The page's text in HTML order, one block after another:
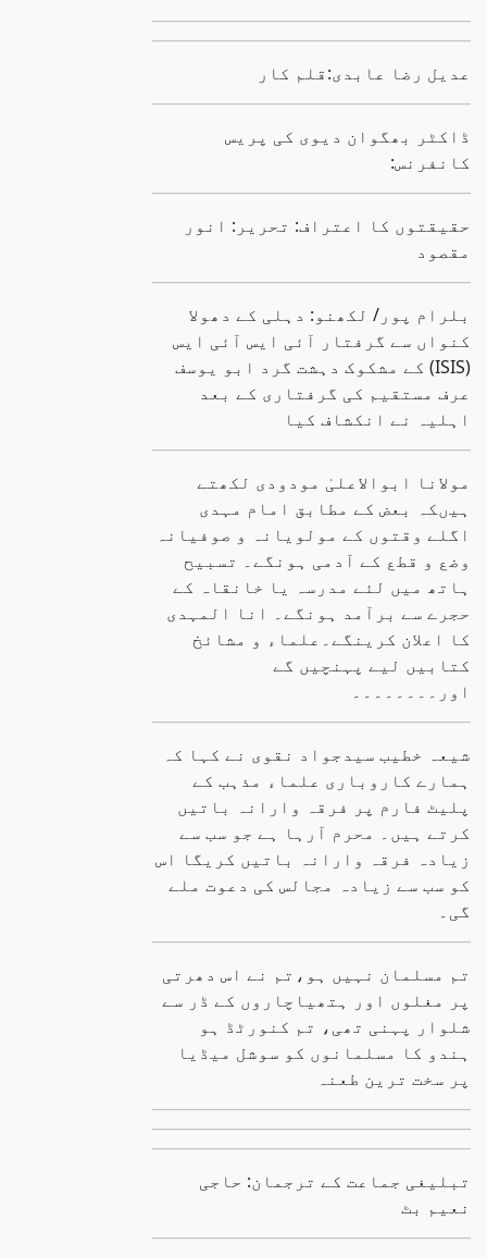
عدیل رضا عابدی:قلم کار
ڈاکٹر بھگوان دیوی کی پریس
کانفرنس:
حقیقتوں کا اعتراف: تحریر: انور
مقصود
بلرام پور/ لکھنو: دہلی کے دھولا
کنواں سے گرفتار آئی ایس آئی ایس
(ISIS) کے مشکوک دہشت گرد ابو یوسف
عرف مستقیم کی گرفتاری کے بعد
اہلیہ نے انکشاف کیا
مولانا ابوالاعلیٰ مودودی لکھتے
ہیںکہ بعض کے مطابق امام مہدی
اگلے وقتوں کے مولویانہ و صوفیانہ
وضع و قطع کے آدمی ہونگے۔ تسبیح
ہاتھ میں لئے مدرسہ یا خانقاہ کے
حجرے سے برآمد ہونگے۔ انا المہدی
کا اعلان کرینگے۔علماء و مشائخ
کتابیں لیے پہنچیں گے
اور۔۔۔۔۔۔۔۔
شیعہ خطیب سیدجواد نقوی نے کہا کہ
ہمارے کاروباری علماء مذہب کے
پلیٹ فارم پر فرقہ وارانہ باتیں
کرتے ہیں۔ محرم آرہا ہے جو سب سے
زیادہ فرقہ وارانہ باتیں کریگا اس
کو سب سے زیادہ مجالس کی دعوت ملے
گی۔
تم مسلمان نہیں ہو،تم نے اس دھرتی
پر مغلوں اور ہتھیاچاروں کے ڈر سے
شلوار پہنی تھی، تم کنورٹڈ ہو
ہندو کا مسلمانوں کو سوشل میڈیا
پر سخت ترین طعنہ
تبلیغی جماعت کے ترجمان: حاجی
نعیم بٹ